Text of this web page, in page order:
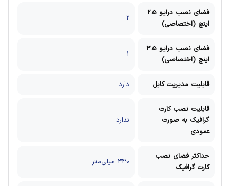
فضای نصب درایو 2.5
اینچ (اختصاصی)
2
فضای نصب درایو 3.5
اینچ (اختصاصی)
1
قابلیت مدیریت کابل دارد
قابلیت نصب کارت
گرافیک به صورت
عمودی
ندارد
حداکثر فضای نصب
کارت گرافیک
340 میلی‌‌متر